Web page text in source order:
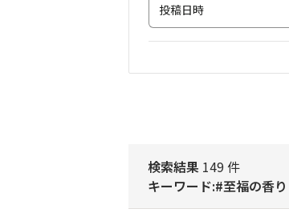
投稿日時
検索結果 149 件
キーワード:#至福の香り